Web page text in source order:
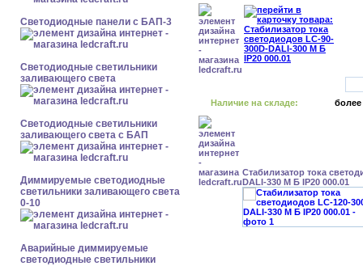
Cветодиодные панели с БАП-3
Светодиодные светильники
заливающего света
Светодиодные светильники
заливающего света с БАП
Диммируемые светодиодные
светильники заливающего света
0-10
Аварийные диммируемые
светодиодные светильники
Наличие на складе: более
Стабилизатор тока
DALI-330 М Б IP20 000.01